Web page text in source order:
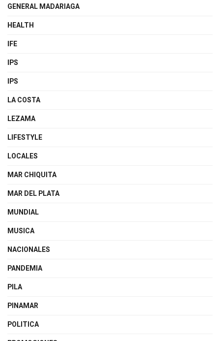
GENERAL MADARIAGA
HEALTH
IFE
IPS
IPS
LA COSTA
LEZAMA
LIFESTYLE
LOCALES
MAR CHIQUITA
MAR DEL PLATA
MUNDIAL
MUSICA
NACIONALES
PANDEMIA
PILA
PINAMAR
POLITICA